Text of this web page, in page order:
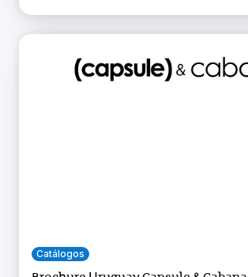
Catálogos